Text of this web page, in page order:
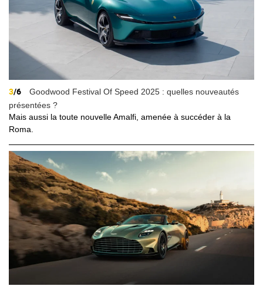
3/6
Goodwood Festival Of Speed 2025 : quelles nouveautés
présentées ?
Mais aussi la toute nouvelle Amalfi, amenée à succéder à la
Roma.